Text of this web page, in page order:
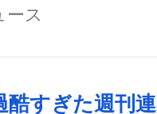
ース
酷すぎた週刊連